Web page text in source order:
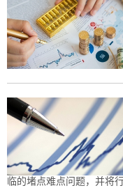
临的堵点难点问题，并将